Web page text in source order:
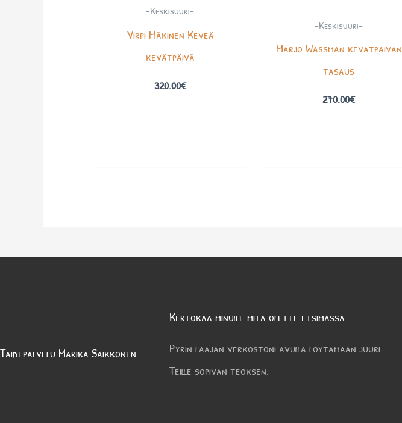
-Keskisuuri-
Virpi Mäkinen Keveä
kevätpäivä
320.00€
-Keskisuuri-
Marjo Wassman kevätpäivän
tasaus
270.00€
Taidepalvelu Marika Saikkonen
Kertokaa minulle mitä olette etsimässä.
Pyrin laajan verkostoni avulla löytämään juuri
Teille sopivan teoksen.